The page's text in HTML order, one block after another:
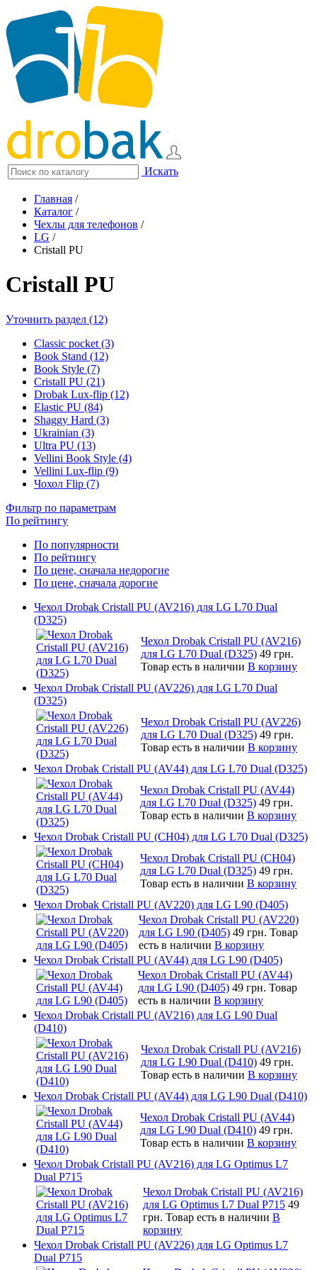
Искать
Главная /
Каталог /
Чехлы для телефонов /
LG /
Cristall PU
Cristall PU
Уточнить раздел (12)
Classic pocket (3)
Book Stand (12)
Book Style (7)
Cristall PU (21)
Drobak Lux-flip (12)
Elastic PU (84)
Shaggy Hard (3)
Ukrainian (3)
Ultra PU (13)
Vellini Book Style (4)
Vellini Lux-flip (9)
Чохол Flip (7)
Фильтр по параметрам
По рейтингу
По популярности
По рейтингу
По цене, сначала недорогие
По цене, сначала дорогие
Чехол Drobak Cristall PU (AV216) для LG L70 Dual
(D325)
Чехол Drobak Cristall PU (AV216)
для LG L70 Dual (D325) 49 грн.
Товар есть в наличии В корзину
Чехол Drobak Cristall PU (AV226) для LG L70 Dual
(D325)
Чехол Drobak Cristall PU (AV226)
для LG L70 Dual (D325) 49 грн.
Товар есть в наличии В корзину
Чехол Drobak Cristall PU (AV44) для LG L70 Dual (D325)
Чехол Drobak Cristall PU (AV44)
для LG L70 Dual (D325) 49 грн.
Товар есть в наличии В корзину
Чехол Drobak Cristall PU (CH04) для LG L70 Dual (D325)
Чехол Drobak Cristall PU (CH04)
для LG L70 Dual (D325) 49 грн.
Товар есть в наличии В корзину
Чехол Drobak Cristall PU (AV220) для LG L90 (D405)
Чехол Drobak Cristall PU (AV220)
для LG L90 (D405) 49 грн. Товар
есть в наличии В корзину
Чехол Drobak Cristall PU (AV44) для LG L90 (D405)
Чехол Drobak Cristall PU (AV44)
для LG L90 (D405) 49 грн. Товар
есть в наличии В корзину
Чехол Drobak Cristall PU (AV216) для LG L90 Dual
(D410)
Чехол Drobak Cristall PU (AV216)
для LG L90 Dual (D410) 49 грн.
Товар есть в наличии В корзину
Чехол Drobak Cristall PU (AV44) для LG L90 Dual (D410)
Чехол Drobak Cristall PU (AV44)
для LG L90 Dual (D410) 49 грн.
Товар есть в наличии В корзину
Чехол Drobak Cristall PU (AV216) для LG Optimus L7
Dual P715
Чехол Drobak Cristall PU (AV216)
для LG Optimus L7 Dual P715 49
грн. Товар есть в наличии В
корзину
Чехол Drobak Cristall PU (AV226) для LG Optimus L7
Dual P715